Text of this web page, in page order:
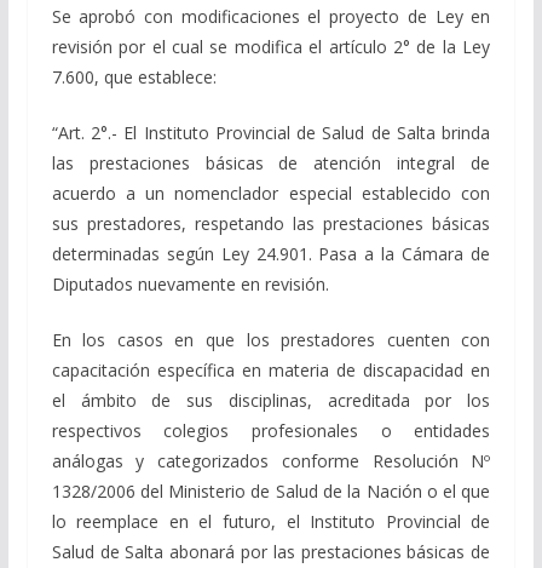
Se aprobó con modificaciones el proyecto de Ley en
revisión por el cual se modifica el artículo 2° de la Ley
7.600, que establece:
“Art. 2°.- El Instituto Provincial de Salud de Salta brinda
las prestaciones básicas de atención integral de
acuerdo a un nomenclador especial establecido con
sus prestadores, respetando las prestaciones básicas
determinadas según Ley 24.901. Pasa a la Cámara de
Diputados nuevamente en revisión.
En los casos en que los prestadores cuenten con
capacitación específica en materia de discapacidad en
el ámbito de sus disciplinas, acreditada por los
respectivos colegios profesionales o entidades
análogas y categorizados conforme Resolución Nº
1328/2006 del Ministerio de Salud de la Nación o el que
lo reemplace en el futuro, el Instituto Provincial de
Salud de Salta abonará por las prestaciones básicas de